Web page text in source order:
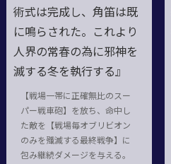
術式は完成し、角笛は既
に鳴らされた。これより
人界の常春の為に邪神を
滅する冬を執行する』
【戦場一帯に正確無比のスー
パー戦車砲】を放ち、命中し
た敵を【戦場毎オブリビオン
のみを殲滅する最終戦争】に
包み継続ダメージを与える。